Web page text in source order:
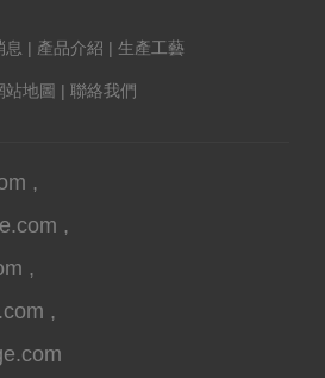
,
,
,
,
息 | 產品介紹 | 生產工藝
站地圖 | 聯絡我們